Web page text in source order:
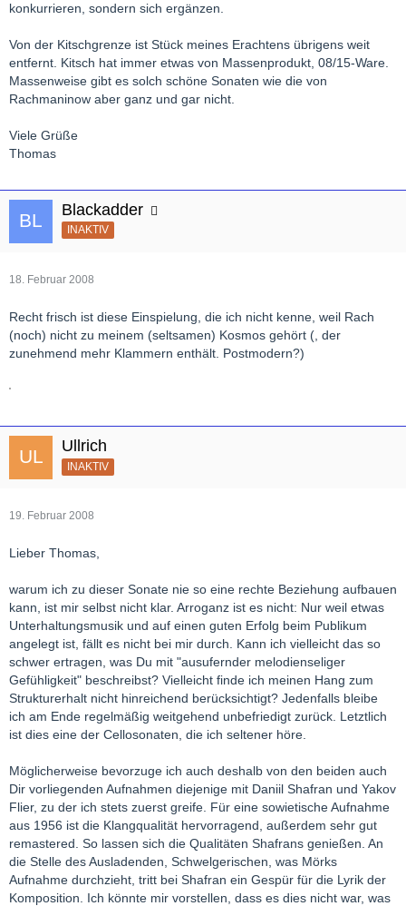
konkurrieren, sondern sich ergänzen.
Von der Kitschgrenze ist Stück meines Erachtens übrigens weit
entfernt. Kitsch hat immer etwas von Massenprodukt, 08/15-Ware.
Massenweise gibt es solch schöne Sonaten wie die von
Rachmaninow aber ganz und gar nicht.
Viele Grüße
Thomas
Blackadder
INAKTIV
18. Februar 2008
Recht frisch ist diese Einspielung, die ich nicht kenne, weil Rach
(noch) nicht zu meinem (seltsamen) Kosmos gehört (, der
zunehmend mehr Klammern enthält. Postmodern?)
Ullrich
INAKTIV
19. Februar 2008
Lieber Thomas,
warum ich zu dieser Sonate nie so eine rechte Beziehung aufbauen
kann, ist mir selbst nicht klar. Arroganz ist es nicht: Nur weil etwas
Unterhaltungsmusik und auf einen guten Erfolg beim Publikum
angelegt ist, fällt es nicht bei mir durch. Kann ich vielleicht das so
schwer ertragen, was Du mit "ausufernder melodienseliger
Gefühligkeit" beschreibst? Vielleicht finde ich meinen Hang zum
Strukturerhalt nicht hinreichend berücksichtigt? Jedenfalls bleibe
ich am Ende regelmäßig weitgehend unbefriedigt zurück. Letztlich
ist dies eine der Cellosonaten, die ich seltener höre.
Möglicherweise bevorzuge ich auch deshalb von den beiden auch
Dir vorliegenden Aufnahmen diejenige mit Daniil Shafran und Yakov
Flier, zu der ich stets zuerst greife. Für eine sowietische Aufnahme
aus 1956 ist die Klangqualität hervorragend, außerdem sehr gut
remastered. So lassen sich die Qualitäten Shafrans genießen. An
die Stelle des Ausladenden, Schwelgerischen, was Mörks
Aufnahme durchzieht, tritt bei Shafran ein Gespür für die Lyrik der
Komposition. Ich könnte mir vorstellen, dass es dies nicht war, was